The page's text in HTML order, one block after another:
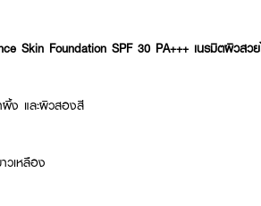
Skin Foundation SPF 30 PA+++ เนรมิตผิวสว
ง และผิวสองสี
วเหลือง